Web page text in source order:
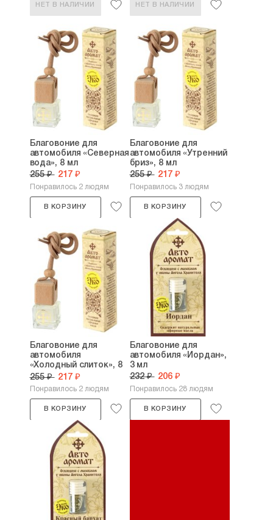
НЕТ В НАЛИЧИИ НЕТ В НАЛИЧИИ
Благовоние для
автомобиля «Северная
вода», 8 мл
255 ₽ 217 ₽
Понравилось 2 людям
В КОРЗИНУ
Благовоние для
автомобиля «Утренний
бриз», 8 мл
255 ₽ 217 ₽
Понравилось 3 людям
В КОРЗИНУ
Благовоние для
автомобиля
«Холодный слиток», 8
мл
255 ₽ 217 ₽
Понравилось 2 людям
В КОРЗИНУ
Благовоние для
автомобиля «Иордан»,
3 мл
232 ₽ 206 ₽
Понравилось 28 людям
В КОРЗИНУ